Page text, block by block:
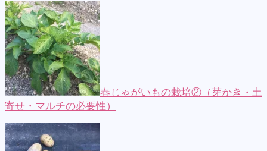
春じゃがいもの栽培②（芽かき・土
寄せ・マルチの必要性）